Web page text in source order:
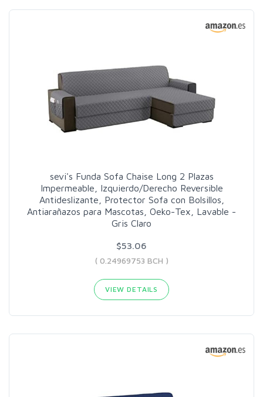
sevi's Funda Sofa Chaise Long 2 Plazas
Impermeable, Izquierdo/Derecho Reversible
Antideslizante, Protector Sofa con Bolsillos,
Antiarañazos para Mascotas, Oeko-Tex, Lavable -
Gris Claro
$53.06
( 0.24969753 BCH )
VIEW DETAILS